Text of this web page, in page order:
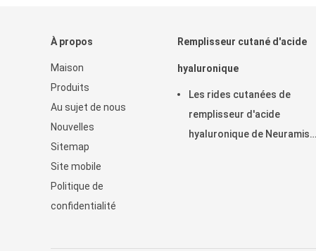
À propos
Maison
Produits
Au sujet de nous
Nouvelles
Sitemap
Site mobile
Politique de
confidentialité
Remplisseur cutané d'acide
hyaluronique
Les rides cutanées de
remplisseur d'acide
hyaluronique de Neuramis